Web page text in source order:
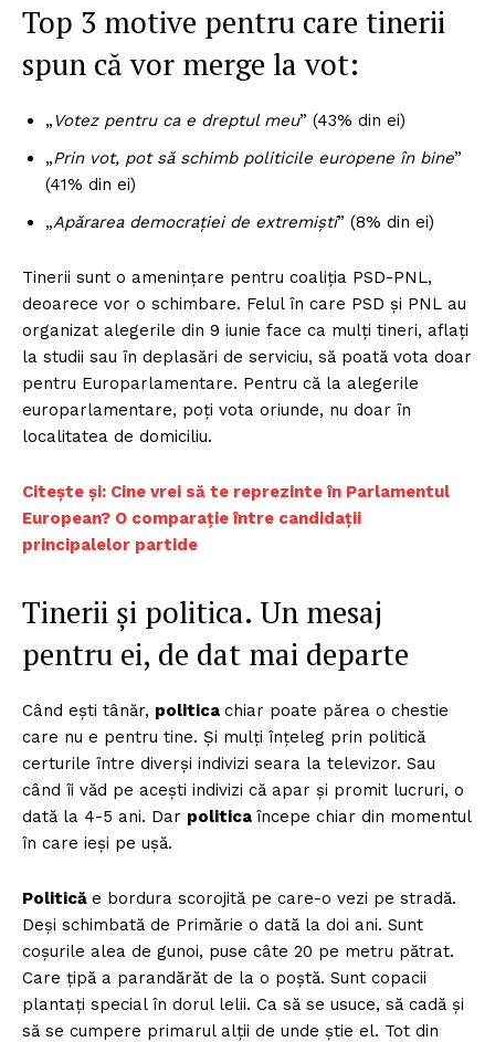
Top 3 motive pentru care tinerii
spun că vor merge la vot:
„ Votez pentru ca e dreptul meu” (43% din ei)
„Prin vot, pot să schimb politicile europene în bine”
(41% din ei)
„Apărarea democrației de extremiști” (8% din ei)
Tinerii sunt o amenințare pentru coaliția PSD-PNL,
deoarece vor o schimbare. Felul în care PSD și PNL au
organizat alegerile din 9 iunie face ca mulți tineri, aflați
la studii sau în deplasări de serviciu, să poată vota doar
pentru Europarlamentare. Pentru că la alegerile
europarlamentare, poți vota oriunde, nu doar în
localitatea de domiciliu.
Citește și: Cine vrei să te reprezinte în Parlamentul
European? O comparație între candidații
principalelor partide
Tinerii și politica. Un mesaj
pentru ei, de dat mai departe
Când ești tânăr, politica chiar poate părea o chestie
care nu e pentru tine. Și mulți înțeleg prin politică
certurile între diverși indivizi seara la televizor. Sau
când îi văd pe acești indivizi că apar și promit lucruri, o
dată la 4-5 ani. Dar politica începe chiar din momentul
în care ieși pe ușă.
Politică e bordura scorojită pe care-o vezi pe stradă.
Deși schimbată de Primărie o dată la doi ani. Sunt
coșurile alea de gunoi, puse câte 20 pe metru pătrat.
Care țipă a parandărăt de la o poștă. Sunt copacii
plantați special în dorul lelii. Ca să se usuce, să cadă și
să se cumpere primarul alții de unde știe el. Tot din